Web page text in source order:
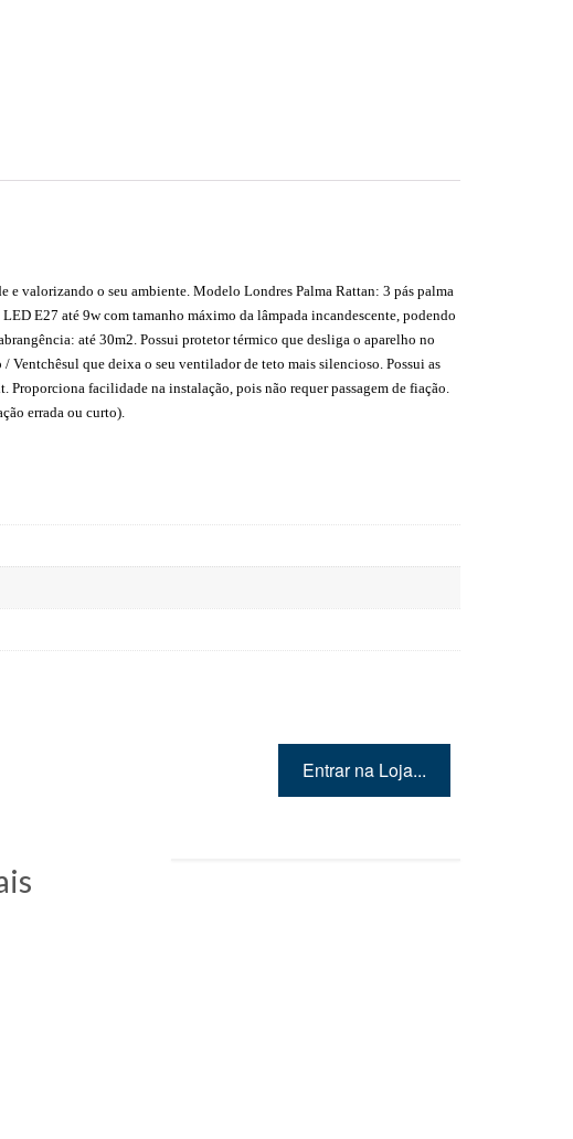
valorizando o seu ambiente. Modelo Londres Palma Rattan: 3 pás palma
E27 até 9w com tamanho máximo da lâmpada incandescente, podendo
até 30m2. Possui protetor térmico que desliga o aparelho no
Ventchêsul que deixa o seu ventilador de teto mais silencioso. Possui as
facilidade na instalação, pois não requer passagem de fiação.
errada ou curto).
Entrar na Loja...